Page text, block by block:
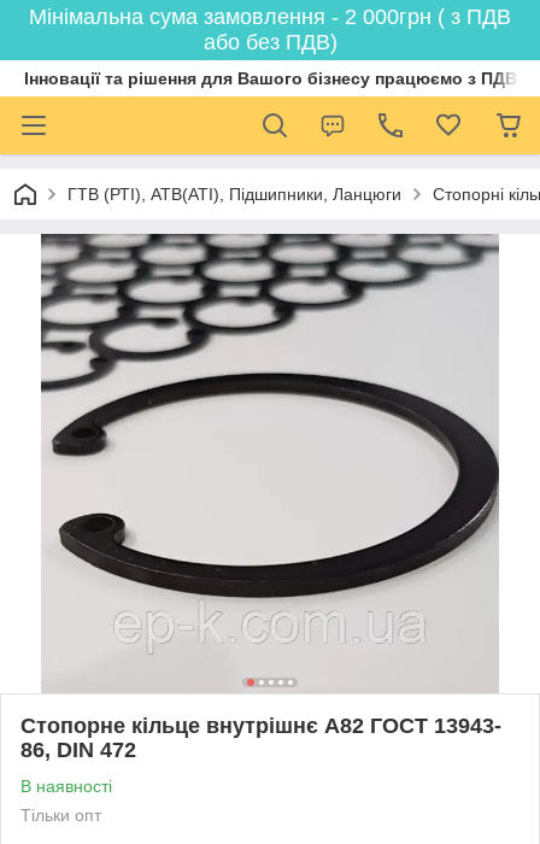
Мінімальна сума замовлення - 2 000грн ( з ПДВ
або без ПДВ)
Інновації та рішення для Вашого бізнесу працюємо з ПДВ
ГТВ (РТI), АТВ(АТI), Пiдшипники, Ланцюги Стопорні
Стопорне кільце внутрішнє А82 ГОСТ 13943-
86, DIN 472
В наявності
Тільки опт